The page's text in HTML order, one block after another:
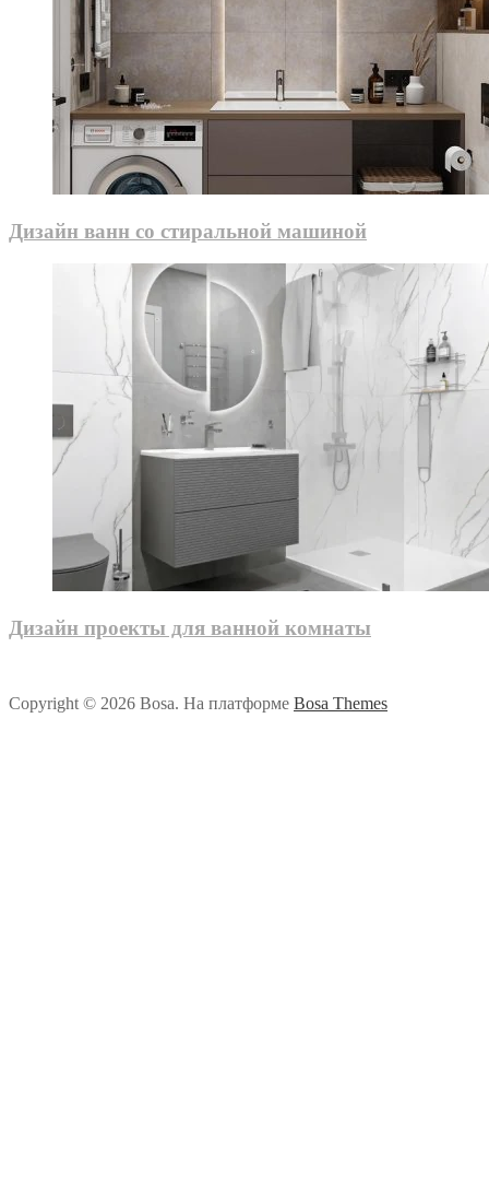
Дизайн ванн со стиральной машиной
Дизайн проекты для ванной комнаты
Copyright © 2026 Bosa. На платформе Bosa Themes